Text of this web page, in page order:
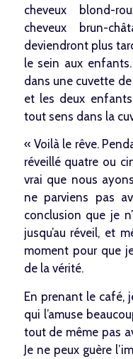
cheveux blond-
cheveux brun-
deviendront plus
le sein aux
dans une cuvette
et les deux
tout sens dans la
« Voilà le rêve.
réveillé quatre ou
vrai que nous
ne parviens pas
conclusion que je
jusqu’au réveil, et
moment pour que
de la vérité.
En prenant le café,
qui l’amuse
tout de même pas
Je ne peux guère